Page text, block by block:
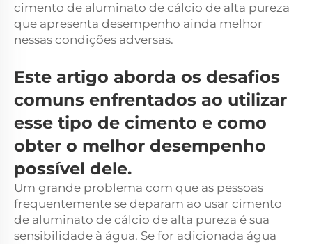
cimento de aluminato de cálcio de alta pureza
que apresenta desempenho ainda melhor
nessas condições adversas.
Este artigo aborda os desafios
comuns enfrentados ao utilizar
esse tipo de cimento e como
obter o melhor desempenho
possível dele.
Um grande problema com que as pessoas
frequentemente se deparam ao usar cimento
de aluminato de cálcio de alta pureza é sua
sensibilidade à água. Se for adicionada água